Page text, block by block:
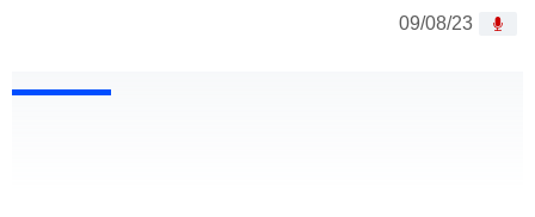
09/08/23